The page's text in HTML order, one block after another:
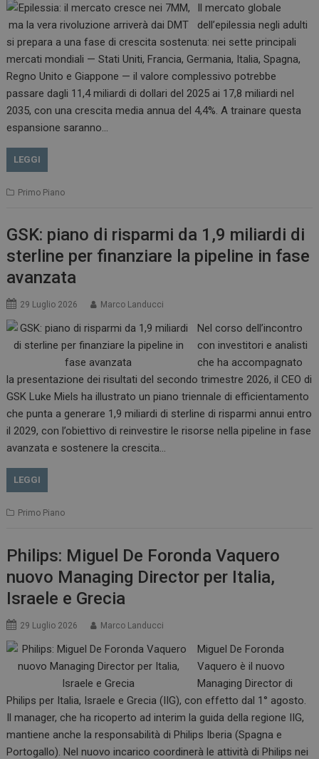
Il mercato globale
dell’epilessia negli adulti
si prepara a una fase di crescita sostenuta: nei sette principali
mercati mondiali — Stati Uniti, Francia, Germania, Italia, Spagna,
Regno Unito e Giappone — il valore complessivo potrebbe
passare dagli 11,4 miliardi di dollari del 2025 ai 17,8 miliardi nel
2035, con una crescita media annua del 4,4%. A trainare questa
espansione saranno…
LEGGI
Primo Piano
GSK: piano di risparmi da 1,9 miliardi di
sterline per finanziare la pipeline in fase
avanzata
29 Luglio 2026 Marco Landucci
Nel corso dell’incontro
con investitori e analisti
che ha accompagnato
la presentazione dei risultati del secondo trimestre 2026, il CEO di
GSK Luke Miels ha illustrato un piano triennale di efficientamento
che punta a generare 1,9 miliardi di sterline di risparmi annui entro
il 2029, con l’obiettivo di reinvestire le risorse nella pipeline in fase
avanzata e sostenere la crescita…
LEGGI
Primo Piano
Philips: Miguel De Foronda Vaquero
nuovo Managing Director per Italia,
Israele e Grecia
29 Luglio 2026 Marco Landucci
Miguel De Foronda
Vaquero è il nuovo
Managing Director di
Philips per Italia, Israele e Grecia (IIG), con effetto dal 1° agosto.
Il manager, che ha ricoperto ad interim la guida della regione IIG,
mantiene anche la responsabilità di Philips Iberia (Spagna e
Portogallo). Nel nuovo incarico coordinerà le attività di Philips nei